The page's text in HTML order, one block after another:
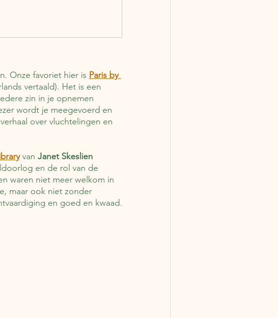
Onze favoriet hier is Paris by
vertaald). Het is een
zin in je opnemen
wordt je meegevoerd en
over vluchtelingen en
van Janet Skeslien
en de rol van de
waren niet meer welkom in
maar ook niet zonder
en goed en kwaad.